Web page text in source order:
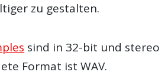
zu gestalten.
sind in 32-bit und stereo
Format ist WAV.